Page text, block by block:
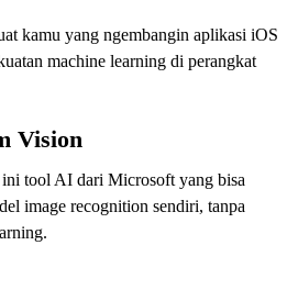
kamu yang ngembangin aplikasi iOS
machine learning di perangkat
Vision
tool AI dari Microsoft yang bisa
image recognition sendiri, tanpa